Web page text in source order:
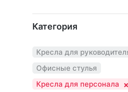
Категория
Кресла для
Офисные стулья
Кресла для персонала